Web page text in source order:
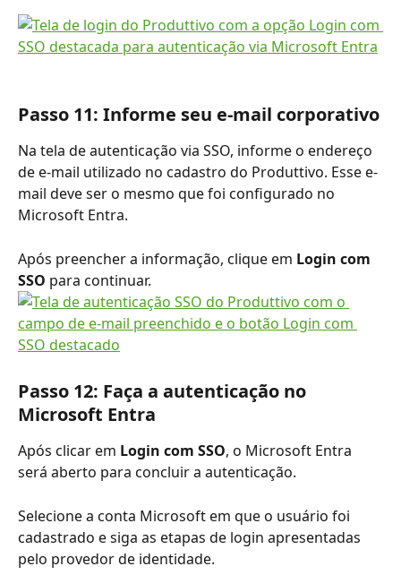
Passo 11: Informe seu e-mail corporativo
Na tela de autenticação via SSO, informe o endereço
de e-mail utilizado no cadastro do Produttivo. Esse e-
mail deve ser o mesmo que foi configurado no
Microsoft Entra.
Após preencher a informação, clique em Login com
SSO para continuar.
Passo 12: Faça a autenticação no
Microsoft Entra
Após clicar em Login com SSO, o Microsoft Entra
será aberto para concluir a autenticação.
Selecione a conta Microsoft em que o usuário foi
cadastrado e siga as etapas de login apresentadas
pelo provedor de identidade.